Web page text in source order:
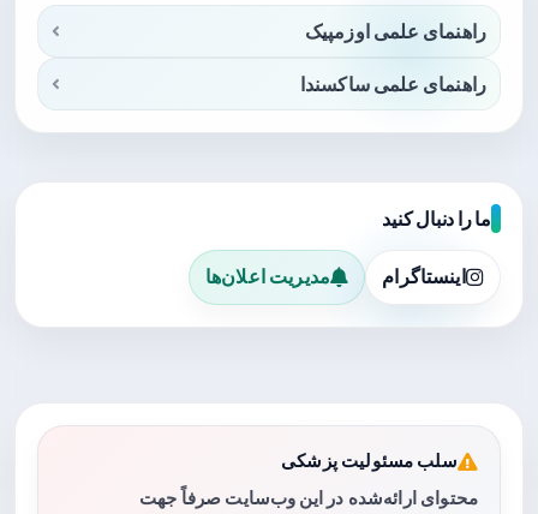
راهنمای علمی اوزمپیک
راهنمای علمی ساکسندا
ما را دنبال کنید
اینستاگرام مدیریت اعلان‌ها
سلب مسئولیت پزشکی
محتوای ارائه‌شده در این وب‌سایت صرفاً جهت